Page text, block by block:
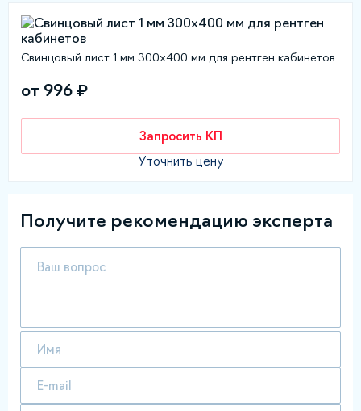
Свинцовый лист 1 мм 300х400 мм для рентген кабинетов
от 996 ₽
Запросить КП
Уточнить цену
Получите рекомендацию эксперта